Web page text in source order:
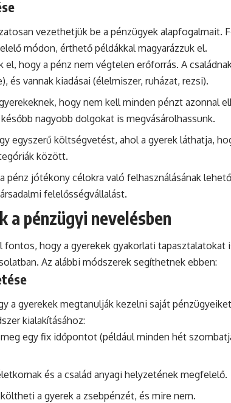
vezethetjük be a pénzügyek alapfogalmait.
módon, érthető példákkal magyarázzuk el.
el, hogy a pénz nem végtelen erőforrás. A
és vannak kiadásai (élelmiszer, ruházat, rezsi).
hogy nem kell minden pénzt azonnal
nagyobb dolgokat is megvásárolhassunk.
egyszerű költségvetést, ahol a gyerek láthatja,
között.
pénz jótékony célokra való felhasználásának
felelősségvállalást.
a pénzügyi nevelésben
hogy a gyerekek gyakorlati tapasztalatokat
Az alábbi módszerek segíthetnek ebben:
a gyerekek megtanulják kezelni saját
kialakításához:
egy fix időpontot (például minden hét
és a család anyagi helyzetének megfelelő.
a gyerek a zsebpénzét, és mire nem.